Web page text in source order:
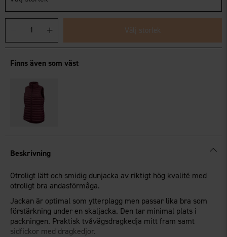
Välj storlek
Finns även som väst
Beskrivning
Otroligt lätt och smidig dunjacka av riktigt hög kvalité med
otroligt bra andasförmåga.
Jackan är optimal som ytterplagg men passar lika bra som
förstärkning under en skaljacka. Den tar minimal plats i
packningen. Praktisk tvåvägsdragkedja mitt fram samt
sidfickor med dragkedjor.